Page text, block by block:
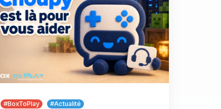
#BoxToPlay #Actualité